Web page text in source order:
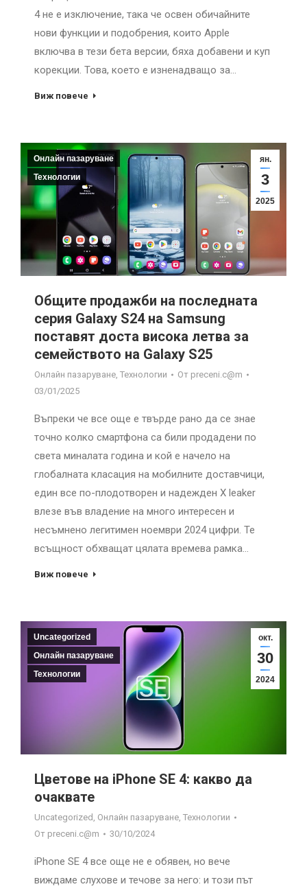
4 не е изключение, така че освен обичайните
нови функции и подобрения, които Apple
включва в тези бета версии, бяха добавени и куп
корекции. Това, което е изненадващо за…
Виж повече
ян.
3
2025
Онлайн пазаруване
Технологии
Общите продажби на последната
серия Galaxy S24 на Samsung
поставят доста висока летва за
семейството на Galaxy S25
Онлайн пазаруване Технологии От preceni.c@m
03/01/2025
Въпреки че все още е твърде рано да се знае
точно колко смартфона са били продадени по
света миналата година и кой е начело на
глобалната класация на мобилните доставчици,
един все по-плодотворен и надежден X leaker
влезе във владение на много интересен и
несъмнено легитимен ноември 2024 цифри. Те
всъщност обхващат цялата времева рамка…
Виж повече
окт.
30
2024
Uncategorized
Онлайн пазаруване
Технологии
Цветове на iPhone SE 4: какво да
очаквате
Uncategorized Онлайн пазаруване Технологии
От preceni.c@m 30/10/2024
iPhone SE 4 все още не е обявен, но вече
виждаме слухове и течове за него: и този път